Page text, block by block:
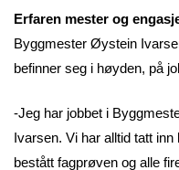
Erfaren mester og
Byggmester Øystein
befinner seg i høyden, på
-Jeg har jobbet i
Ivarsen. Vi har alltid tatt
bestått fagprøven og alle